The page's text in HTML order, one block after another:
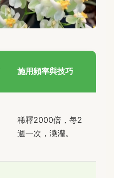
施用頻率與技巧
稀釋2000倍，每2
週一次，澆灌。